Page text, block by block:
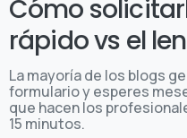
Cómo
rápido vs el
La mayoría de los blogs
formulario y esperes
que hacen los
15 minutos.